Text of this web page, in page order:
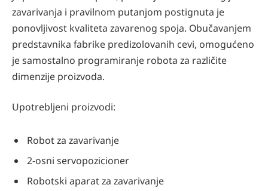
zavarivanja i pravilnom putanjom postignuta je
ponovljivost kvaliteta zavarenog spoja. Obučavanjem
predstavnika fabrike predizolovanih cevi, omogućeno
je samostalno programiranje robota za različite
dimenzije proizvoda.
Upotrebljeni proizvodi:
Robot za zavarivanje
2-osni servopozicioner
Robotski aparat za zavarivanje